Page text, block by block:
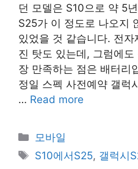
던 모델은 S10으로 약 5
S25가 이 정도로 나오지
있었을 것 같습니다. 전
진 탓도 있는데, 그럼에
장 만족하는 점은 배터리
정일 스펙 사전예약 갤럭
… Read more
Categories
모바일
Tags
S10에서S25, 갤럭시